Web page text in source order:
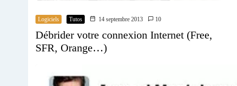
Logiciels Tutos 14 septembre 2013 10
Débrider votre connexion Internet (Free,
SFR, Orange…)